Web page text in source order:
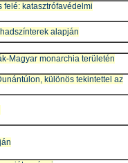
felé: katasztrófavédelmi
alapján
Magyar monarchia területén
különös tekintettel az